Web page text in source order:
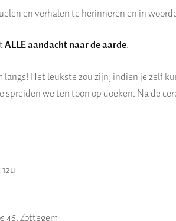
en verhalen te herinneren en in
ALLE aandacht naar de aarde.
langs! Het leukste zou zijn, indien je zelf
we ten toon op doeken. Na de